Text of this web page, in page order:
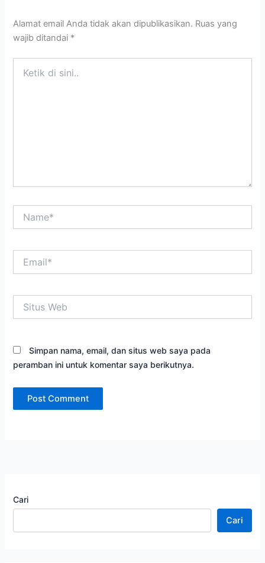
Alamat email Anda tidak akan dipublikasikan. Ruas yang
wajib ditandai *
Web
Simpan nama, email, dan situs web saya pada
peramban ini untuk komentar saya berikutnya.
Cari
Cari